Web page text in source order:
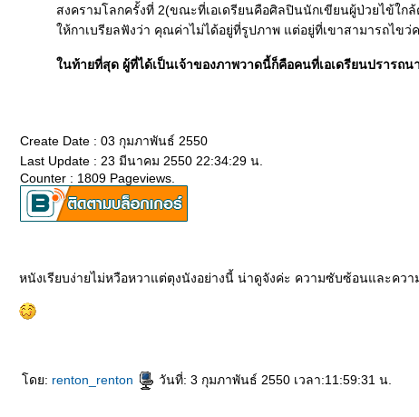
สงครามโลกครั้งที่ 2(ขณะที่เอเดรียนคือศิลปินนักเขียนผู้ป่วยไข้ใก
ห้กาเบรียลฟังว่า คุณค่าไม่ได้อยู่ที่รูปภาพ แต่อยู่ที่เขาสามารถไขว่
นท้ายที่สุด ผู้ที่ได้เป็นเจ้าของภาพวาดนี้ก็คือคนที่เอเดรียนปรารถ
Create Date : 03 กุมภาพันธ์ 2550
Last Update : 23 มีนาคม 2550 22:34:29 น.
Counter : 1809 Pageviews.
หนังเรียบง่ายไม่หวือหวาแต่ตุงนังอย่างนี้ น่าดูจังค่ะ ความซับซ้อนและคว
ดย: renton_renton วันที่: 3 กุมภาพันธ์ 2550 เวลา:11:59:31 น.